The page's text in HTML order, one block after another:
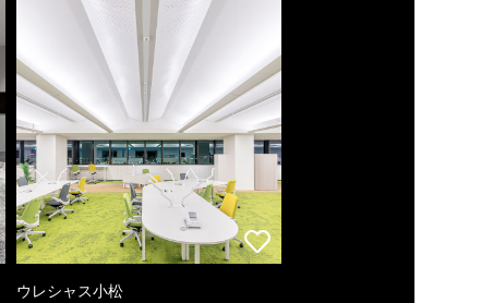
ウレシャス小松